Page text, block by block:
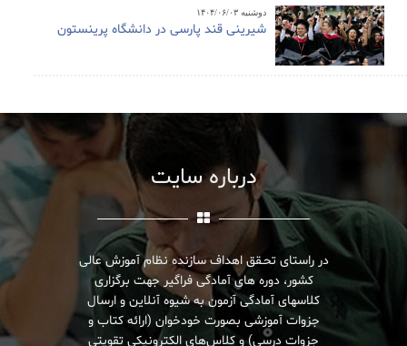
دوشنبه ۱۴۰۴/۰۶/۰۳
شیرینی قند پارسی در دانشگاه پرینستون
درباره سایت
در راستای تحـقق اهداف سازنده نظام آموزش عالی
کشور، دوره های آمادگی فراگیر جهت برگزاری
کلاسهای آمادگی آزمون به شیوه آنلاین و ارسال
جزوات آموزشی بصورت خودخوان (ارائه کتاب و
جزوات درسی) و کلاس‌های الکترونیکی تقویتی